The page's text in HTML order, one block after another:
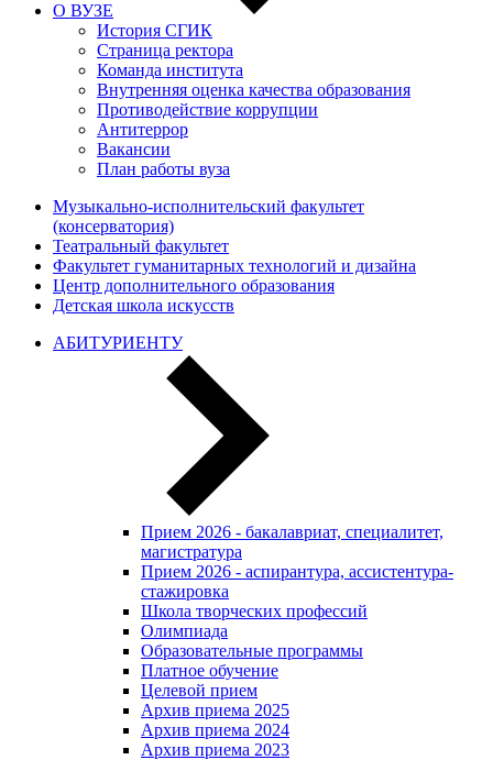
О ВУЗЕ
История СГИК
Страница ректора
Команда института
Внутренняя оценка качества образования
Противодействие коррупции
Антитеррор
Вакансии
План работы вуза
Музыкально-исполнительский факультет
(консерватория)
Театральный факультет
Факультет гуманитарных технологий и дизайна
Центр дополнительного образования
Детская школа искусств
АБИТУРИЕНТУ
Прием 2026 - бакалавриат, специалитет,
магистратура
Прием 2026 - аспирантура, ассистентура-
стажировка
Школа творческих профессий
Олимпиада
Образовательные программы
Платное обучение
Целевой прием
Архив приема 2025
Архив приема 2024
Архив приема 2023